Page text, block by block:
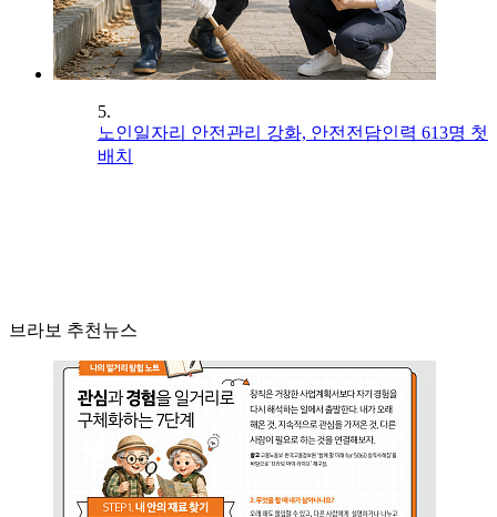
5.
노인일자리 안전관리 강화, 안전전담인력 613명 첫
배치
브라보 추천뉴스